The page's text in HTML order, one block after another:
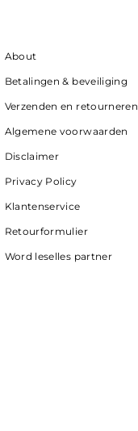
About
Betalingen & beveiliging
Verzenden en retourneren
Algemene voorwaarden
Disclaimer
Privacy Policy
Klantenservice
Retourformulier
Word leselles partner